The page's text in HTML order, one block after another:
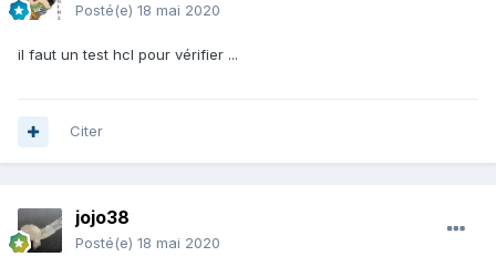
Posté(e) 18 mai 2020
il faut un test hcl pour vérifier ...
Citer
jojo38
Posté(e) 18 mai 2020